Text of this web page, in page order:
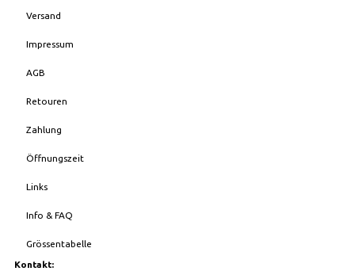
Versand
Impressum
AGB
Retouren
Zahlung
Öffnungszeit
Links
Info & FAQ
Grössentabelle
Kontakt: